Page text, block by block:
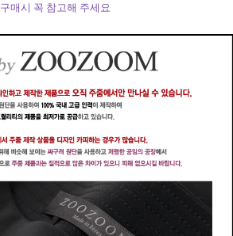
구매시 꼭 참고해 주세요